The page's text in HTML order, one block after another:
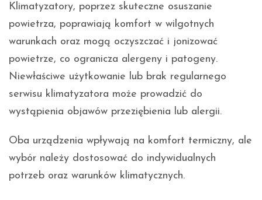
Klimatyzatory, poprzez skuteczne osuszanie
powietrza, poprawiają komfort w wilgotnych
warunkach oraz mogą oczyszczać i jonizować
powietrze, co ogranicza alergeny i patogeny.
Niewłaściwe użytkowanie lub brak regularnego
serwisu klimatyzatora może prowadzić do
wystąpienia objawów przeziębienia lub alergii.
Oba urządzenia wpływają na komfort termiczny, ale
wybór należy dostosować do indywidualnych
potrzeb oraz warunków klimatycznych.